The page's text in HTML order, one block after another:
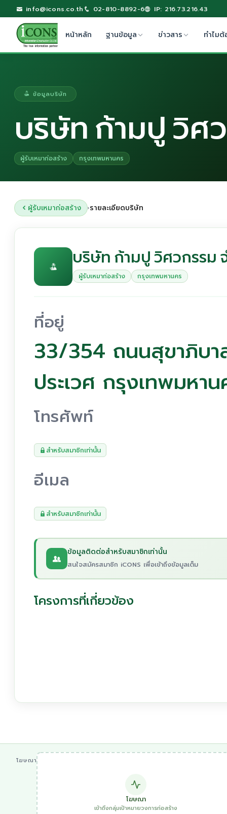
info@icons.co.th 02-810-8892-6 IP: 216.73.216.43
หน้าหลัก ฐานข้อมูล ข่าวสาร ทำไมต้
ข้อมูลบริษัท
บริษัท ก้ามปู วิศ
ผู้รับเหมาก่อสร้าง กรุงเทพมหานคร
ผู้รับเหมาก่อสร้าง ›รายละเอียดบริษัท
บริษัท ก้ามปู วิศวกรรม
ผู้รับเหมาก่อสร้าง กรุงเทพมหานคร
ที่อยู่
33/354 ถนนสุขาภิบา
ประเวศ กรุงเทพมหา
โทรศัพท์
สำหรับสมาชิกเท่านั้น
อีเมล
สำหรับสมาชิกเท่านั้น
ข้อมูลติดต่อสำหรับสมาชิกเท่านั้น
สนใจสมัครสมาชิก iCONS เพื่อเข้าถึงข้อมูลเต็ม
โครงการที่เกี่ยวข้อง
โฆษณา
โฆษณา
เข้าถึงกลุ่มเป้าหมายวงการก่อสร้าง